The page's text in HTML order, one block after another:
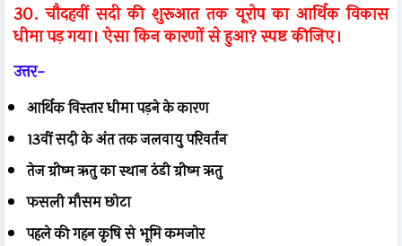
30. चौदहवीं सदी की शुरूआत तक यूरोप का आर्थिक विकास
धीमा पड़ गया। ऐसा किन कारणों से हुआ? स्पष्ट कीजिए।
उत्तर-
आर्थिक विस्तार धीमा पड़ने के कारण
13वीं सदी के अंत तक जलवायु परिवर्तन
तेज ग्रीष्म ऋतु का स्थान ठंडी ग्रीष्म ऋतु
फसली मौसम छोटा
पहले की गहन कृषि से भूमि कमजोर